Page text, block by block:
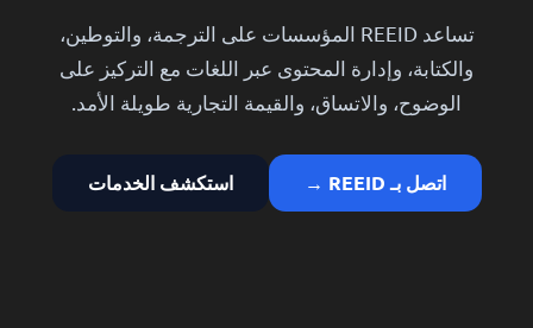
تساعد REEID المؤسسات على الترجمة، والتوطين،
والكتابة، وإدارة المحتوى عبر اللغات مع التركيز على
الوضوح، والاتساق، والقيمة التجارية طويلة الأمد.
اتصل بـ REEID → استكشف الخدمات